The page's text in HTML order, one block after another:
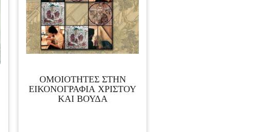
ΟΜΟΙΟΤΗΤΕΣ ΣΤΗΝ
ΕΙΚΟΝΟΓΡΑΦΙΑ ΧΡΙΣΤΟΥ
ΚΑΙ ΒΟΥΔΑ